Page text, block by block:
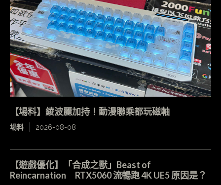
【場料】綾波麗加持！動漫聯乘都玩磁軸
場料 2026-08-08
【遊戲優化】「合成之獸」Beast of
Reincarnation RTX5060 流暢跑 4K UE5 原因是？